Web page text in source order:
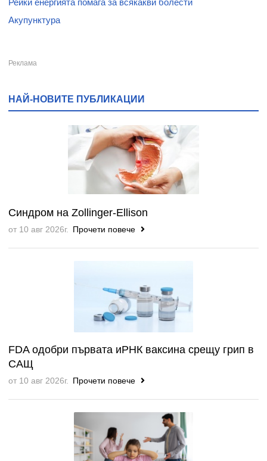
Акупунктура
НАЙ-НОВИТЕ ПУБЛИКАЦИИ
Синдром на Zollinger-Ellison
от 10 авг 2026г. Прочети повече
FDA одобри първата иРНК ваксина срещу грип в
САЩ
от 10 авг 2026г. Прочети повече